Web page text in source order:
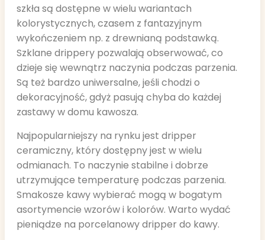
szkła są dostępne w wielu wariantach
kolorystycznych, czasem z fantazyjnym
wykończeniem np. z drewnianą podstawką.
Szklane drippery pozwalają obserwować, co
dzieje się wewnątrz naczynia podczas parzenia.
Są też bardzo uniwersalne, jeśli chodzi o
dekoracyjność, gdyż pasują chyba do każdej
zastawy w domu kawosza.
Najpopularniejszy na rynku jest dripper
ceramiczny, który dostępny jest w wielu
odmianach. To naczynie stabilne i dobrze
utrzymujące temperaturę podczas parzenia.
Smakosze kawy wybierać mogą w bogatym
asortymencie wzorów i kolorów. Warto wydać
pieniądze na porcelanowy dripper do kawy.